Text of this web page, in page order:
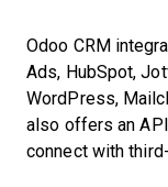
Odoo CRM
Ads, HubSpot,
WordPress,
also offers an
connect with